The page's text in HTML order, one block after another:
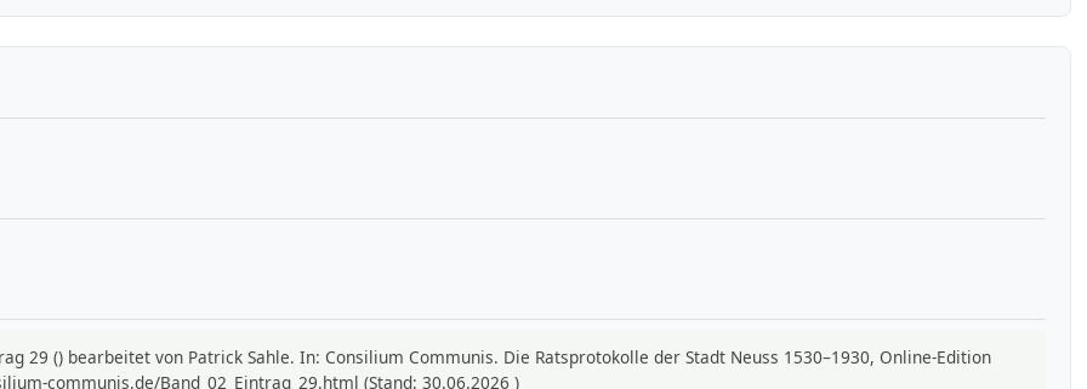
29 () bearbeitet von Patrick Sahle. In: Consilium Communis. Die Ratsprotokolle der Stadt Neuss 1530–1930, Online-Edition
communis.de/Band_02_Eintrag_29.html (Stand: 30.06.2026 )